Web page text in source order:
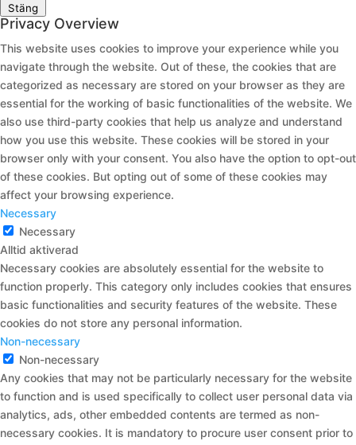
Stäng
Privacy Overview
This website uses cookies to improve your experience while you
navigate through the website. Out of these, the cookies that are
categorized as necessary are stored on your browser as they are
essential for the working of basic functionalities of the website. We
also use third-party cookies that help us analyze and understand
how you use this website. These cookies will be stored in your
browser only with your consent. You also have the option to opt-out
of these cookies. But opting out of some of these cookies may
affect your browsing experience.
Necessary
Necessary
Alltid aktiverad
Necessary cookies are absolutely essential for the website to
function properly. This category only includes cookies that ensures
basic functionalities and security features of the website. These
cookies do not store any personal information.
Non-necessary
Non-necessary
Any cookies that may not be particularly necessary for the website
to function and is used specifically to collect user personal data via
analytics, ads, other embedded contents are termed as non-
necessary cookies. It is mandatory to procure user consent prior to